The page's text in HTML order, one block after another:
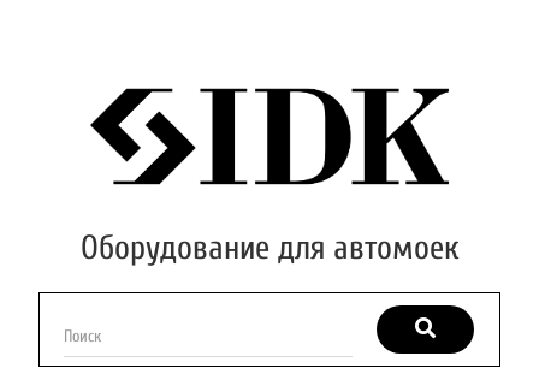
Оборудование для автомоек
Поиск